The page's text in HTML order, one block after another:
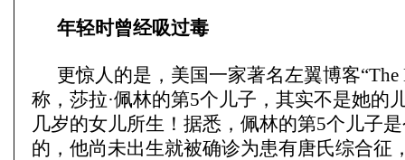
年轻时曾经吸过毒
更惊人的是，美国一家著名左翼博客“The
称，莎拉·佩林的第5个儿子，其实不是她的
几岁的女儿所生！据悉，佩林的第5个儿子
的，他尚未出生就被确诊为患有唐氏综合征